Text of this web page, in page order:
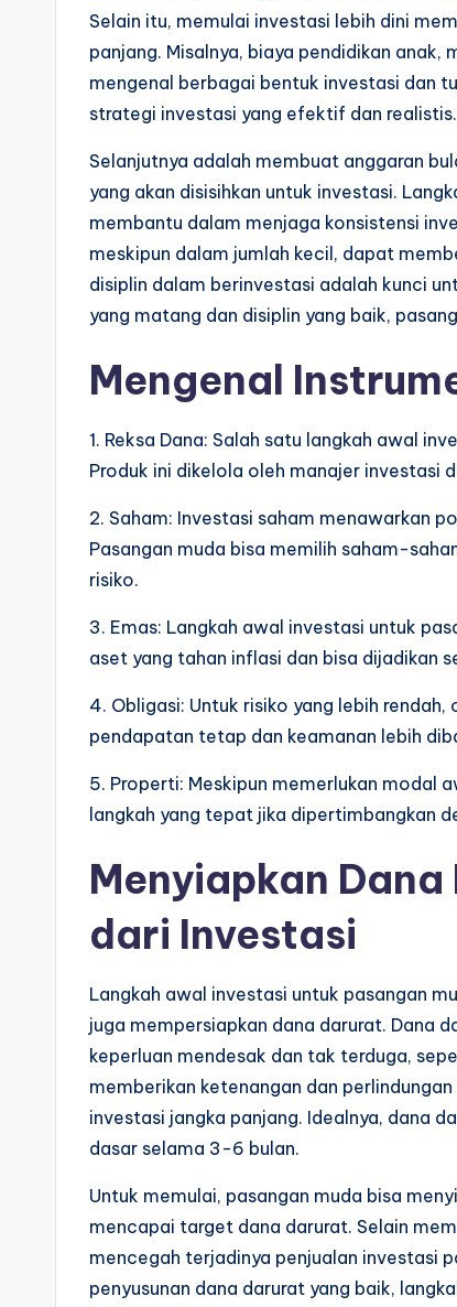
Selain itu, memulai investasi lebih dini
panjang. Misalnya, biaya pendidikan anak,
mengenal berbagai bentuk investasi dan
strategi investasi yang efektif dan realistis.
Selanjutnya adalah membuat anggaran
yang akan disisihkan untuk investasi.
membantu dalam menjaga konsistensi
meskipun dalam jumlah kecil, dapat
disiplin dalam berinvestasi adalah kunci
yang matang dan disiplin yang baik,
Mengenal
1. Reksa Dana: Salah satu langkah awal
Produk ini dikelola oleh manajer investasi
2. Saham: Investasi saham menawarkan
Pasangan muda bisa memilih saham-
risiko.
3. Emas: Langkah awal investasi untuk
aset yang tahan inflasi dan bisa dijadikan
4. Obligasi: Untuk risiko yang lebih
pendapatan tetap dan keamanan lebih
5. Properti: Meskipun memerlukan modal
langkah yang tepat jika dipertimbangkan
Menyiapkan
dari Investasi
Langkah awal investasi untuk pasangan
juga mempersiapkan dana darurat. Dana
keperluan mendesak dan tak terduga,
memberikan ketenangan dan
investasi jangka panjang. Idealnya, dana
dasar selama 3-6 bulan.
Untuk memulai, pasangan muda bisa
mencapai target dana darurat. Selain
mencegah terjadinya penjualan investasi
penyusunan dana darurat yang baik,